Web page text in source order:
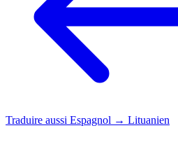
Traduire aussi Espagnol → Lituanien